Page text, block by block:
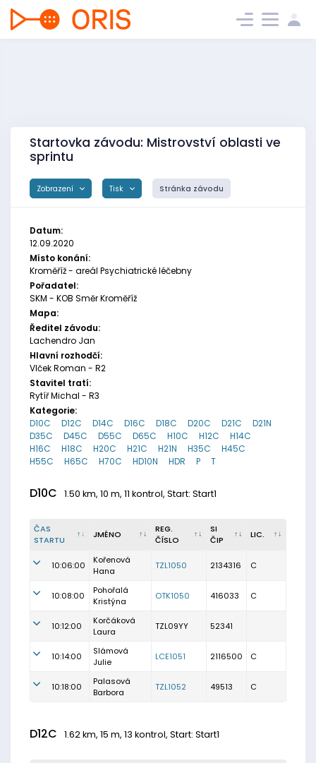
Startovka závodu: Mistrovství oblasti ve
sprintu
Zobrazení Tisk Stránka závodu
Datum:
12.09.2020
Místo konání:
Kroměříž - areál Psychiatrické léčebny
Pořadatel:
SKM - KOB Směr Kroměříž
Mapa:
Ředitel závodu:
Lachendro Jan
Hlavní rozhodčí:
Vlček Roman - R2
Stavitel tratí:
Rytíř Michal - R3
Kategorie:
D10C
D12C D14C D16C D18C D20C D21C
D21N
D35C
D45C D55C D65C H10C H12C
H14C
H16C
H18C H20C H21C H21N H35C
H45C
H55C
H65C H70C HD10N HDR P T
D10C 1.50 km, 10 m, 11 kontrol, Start: Start1
ČAS
STARTU
JMÉNO
REG.
ČÍSLO
SI
ČIP
LIC.
10:06:00
Kořenová
Hana
TZL1050 2134316 C
10:08:00
Pohořalá
Kristýna
OTK1050 416033 C
10:12:00
Korčáková
Laura
TZL09YY 52341
10:14:00
Slámová
Julie
LCE1051 2116500 C
10:18:00
Palasová
Barbora
TZL1052 49513 C
D12C 1.62 km, 15 m, 13 kontrol, Start: Start1